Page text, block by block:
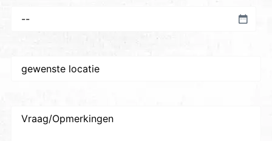
plaats/locatie*